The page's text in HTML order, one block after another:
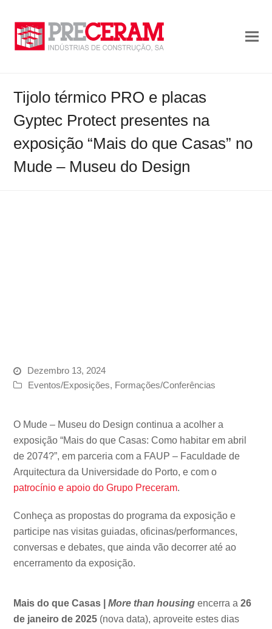
Tijolo térmico PRO e placas
Gyptec Protect presentes na
exposição “Mais do que Casas” no
Mude – Museu do Design
Dezembro 13, 2024
Eventos/Exposições, Formações/Conferências
O Mude – Museu do Design continua a acolher a
exposição “Mais do que Casas: Como habitar em abril
de 2074?”, em parceria com a FAUP – Faculdade de
Arquitectura da Universidade do Porto, e com o
patrocínio e apoio do Grupo Preceram.
Conheça as propostas do programa da exposição e
participe nas visitas guiadas, oficinas/performances,
conversas e debates, que ainda vão decorrer até ao
encerramento da exposição.
Mais do que Casas |More than housing encerra a26
de janeiro de 2025 (nova data), aproveite estes dias